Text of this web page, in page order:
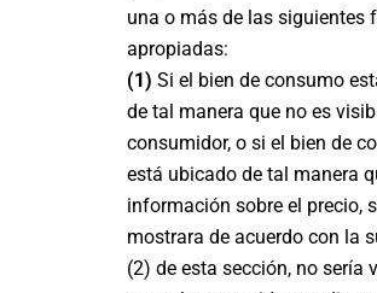
una o más de las siguientes
apropiadas:
(1) Si el bien de consumo
de tal manera que no es
consumidor, o si el bien de
está ubicado de tal manera
información sobre el precio,
mostrara de acuerdo con la
(2) de esta sección, no sería